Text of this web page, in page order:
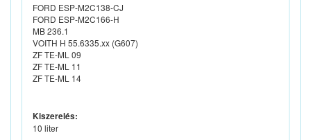
FORD ESP-M2C138-CJ
FORD ESP-M2C166-H
MB 236.1
VOITH H 55.6335.xx (G607)
ZF TE-ML 09
ZF TE-ML 11
ZF TE-ML 14
Kiszerelés:
10 liter